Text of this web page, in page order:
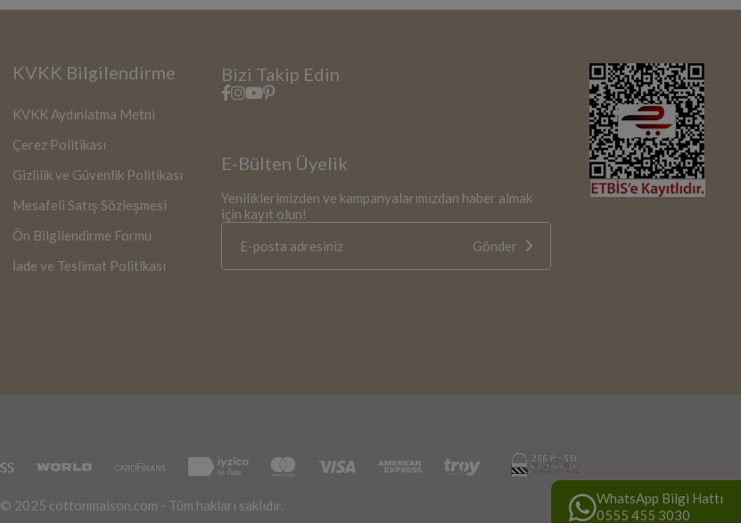
KVKK Bilgilendirme
KVKK Aydınlatma Metni
Çerez Politikası
Gizlilik ve Güvenlik Politikası
Mesafeli Satış Sözleşmesi
Ön Bilgilendirme Formu
İade ve Teslimat Politikası
Bizi Takip Edin
E-Bülten Üyelik
Yeniliklerimizden ve kampanyalarımızdan haber almak
için kayıt olun!
Gönder
© 2025 cottonmaison.com - Tüm hakları saklıdır.
WhatsApp Bilgi Hattı
0555 455 3030